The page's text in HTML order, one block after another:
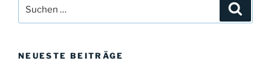
nach:
NEUESTE BEITRÄGE